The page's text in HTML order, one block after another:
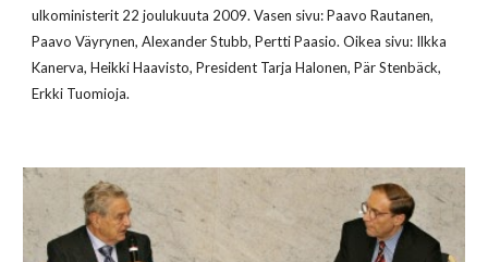
ulkoministerit 22 joulukuuta 2009. Vasen sivu: Paavo Rautanen,
Paavo Väyrynen, Alexander Stubb, Pertti Paasio. Oikea sivu: Ilkka
Kanerva, Heikki Haavisto, President Tarja Halonen, Pär Stenbäck,
Erkki Tuomioja.